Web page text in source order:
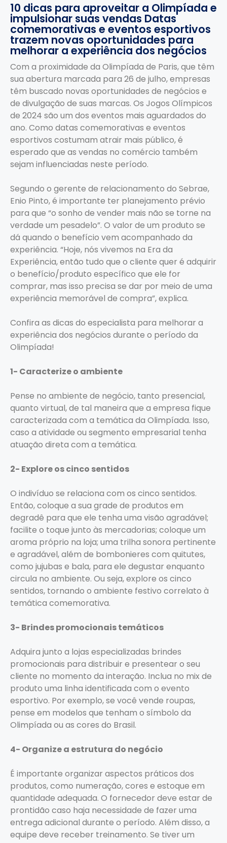
10 dicas para aproveitar a Olimpíada e
impulsionar suas vendas Datas
comemorativas e eventos esportivos
trazem novas oportunidades para
melhorar a experiência dos negócios
Com a proximidade da Olimpíada de Paris, que têm
sua abertura marcada para 26 de julho, empresas
têm buscado novas oportunidades de negócios e
de divulgação de suas marcas. Os Jogos Olímpicos
de 2024 são um dos eventos mais aguardados do
ano. Como datas comemorativas e eventos
esportivos costumam atrair mais público, é
esperado que as vendas no comércio também
sejam influenciadas neste período.
Segundo o gerente de relacionamento do Sebrae,
Enio Pinto, é importante ter planejamento prévio
para que “o sonho de vender mais não se torne na
verdade um pesadelo”. O valor de um produto se
dá quando o benefício vem acompanhado da
experiência. “Hoje, nós vivemos na Era da
Experiência, então tudo que o cliente quer é adquirir
o benefício/produto específico que ele for
comprar, mas isso precisa se dar por meio de uma
experiência memorável de compra”, explica.
Confira as dicas do especialista para melhorar a
experiência dos negócios durante o período da
Olimpíada!
1- Caracterize o ambiente
Pense no ambiente de negócio, tanto presencial,
quanto virtual, de tal maneira que a empresa fique
caracterizada com a temática da Olimpíada. Isso,
caso a atividade ou segmento empresarial tenha
atuação direta com a temática.
2- Explore os cinco sentidos
O indivíduo se relaciona com os cinco sentidos.
Então, coloque a sua grade de produtos em
degradê para que ele tenha uma visão agradável;
facilite o toque junto às mercadorias; coloque um
aroma próprio na loja; uma trilha sonora pertinente
e agradável, além de bombonieres com quitutes,
como jujubas e bala, para ele degustar enquanto
circula no ambiente. Ou seja, explore os cinco
sentidos, tornando o ambiente festivo correlato à
temática comemorativa.
3- Brindes promocionais temáticos
Adquira junto a lojas especializadas brindes
promocionais para distribuir e presentear o seu
cliente no momento da interação. Inclua no mix de
produto uma linha identificada com o evento
esportivo. Por exemplo, se você vende roupas,
pense em modelos que tenham o símbolo da
Olimpíada ou as cores do Brasil.
4- Organize a estrutura do negócio
É importante organizar aspectos práticos dos
produtos, como numeração, cores e estoque em
quantidade adequada. O fornecedor deve estar de
prontidão caso haja necessidade de fazer uma
entrega adicional durante o período. Além disso, a
equipe deve receber treinamento. Se tiver um